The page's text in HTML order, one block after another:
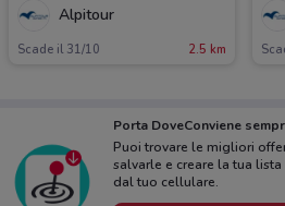
Alpitour
Scade il 31/10 2.5 km
Porta DoveConviene
Puoi trovare le migliori
salvarle e creare la tua
dal tuo cellulare.